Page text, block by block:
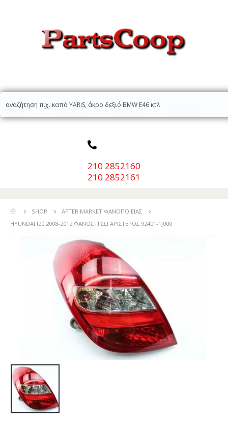
210 2852160
210 2852161
SHOP
AFTER MARKET ΦΑΝΟΠΟΙΕΊΑΣ
HYUNDAI I20 2008-2012 ΦΑΝΟΣ ΠΙΣΩ ΑΡΙΣΤΕΡΟΣ 92401-1J000